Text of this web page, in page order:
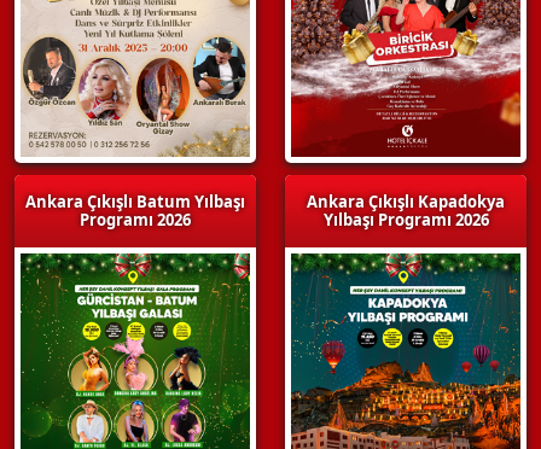
Ankara Çıkışlı Batum Yılbaşı
Programı 2026
Ankara Çıkışlı Kapadokya
Yılbaşı Programı 2026